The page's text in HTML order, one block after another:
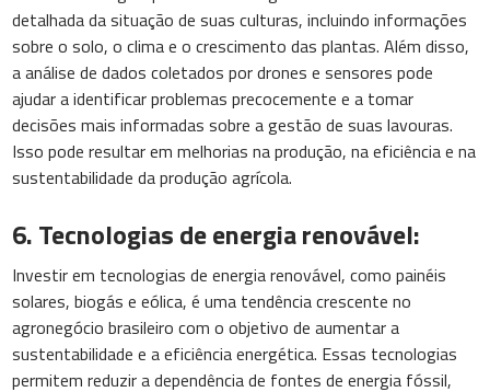
detalhada da situação de suas culturas, incluindo informações
sobre o solo, o clima e o crescimento das plantas. Além disso,
a análise de dados coletados por drones e sensores pode
ajudar a identificar problemas precocemente e a tomar
decisões mais informadas sobre a gestão de suas lavouras.
Isso pode resultar em melhorias na produção, na eficiência e na
sustentabilidade da produção agrícola.
6. Tecnologias de energia renovável:
Investir em tecnologias de energia renovável, como painéis
solares, biogás e eólica, é uma tendência crescente no
agronegócio brasileiro com o objetivo de aumentar a
sustentabilidade e a eficiência energética. Essas tecnologias
permitem reduzir a dependência de fontes de energia fóssil,